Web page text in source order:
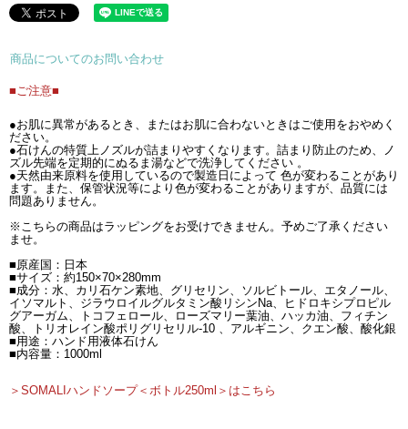
商品についてのお問い合わせ
■ご注意■
●お肌に異常があるとき、またはお肌に合わないときはご使用をおやめく
ださい。
●石けんの特質上ノズルが詰まりやすくなります。詰まり防止のため、ノ
ズル先端を定期的にぬるま湯などで洗浄してください 。
●天然由来原料を使用しているので製造日によって 色が変わることがあり
ます。また、保管状況等により色が変わることがありますが、品質には
問題ありません。
※こちらの商品はラッピングをお受けできません。予めご了承ください
ませ。
■原産国：日本
■サイズ：約150×70×280mm
■成分：水、カリ石ケン素地、グリセリン、ソルビトール、エタノール、
イソマルト、ジラウロイルグルタミン酸リシンNa、ヒドロキシプロピル
グアーガム、トコフェロール、ローズマリー葉油、ハッカ油、フィチン
酸、トリオレイン酸ポリグリセリル-10 、アルギニン、クエン酸、酸化銀
■用途：ハンド用液体石けん
■内容量：1000ml
＞SOMALIハンドソープ＜ボトル250ml＞はこちら